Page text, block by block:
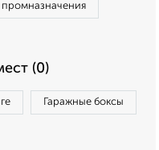
промназначения
(0)
Гаражные боксы